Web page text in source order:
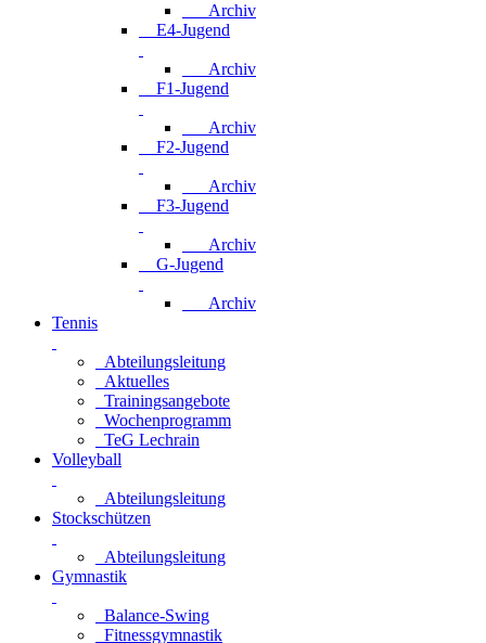
Archiv
E4-Jugend
Archiv
F1-Jugend
Archiv
F2-Jugend
Archiv
F3-Jugend
Archiv
G-Jugend
Archiv
Tennis
Abteilungsleitung
Aktuelles
Trainingsangebote
Wochenprogramm
TeG Lechrain
Volleyball
Abteilungsleitung
Stockschützen
Abteilungsleitung
Gymnastik
Balance-Swing
Fitnessgymnastik